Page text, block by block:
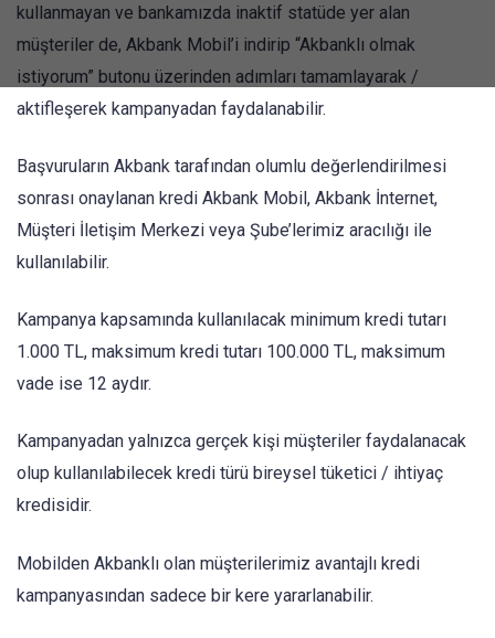
kullanmayan ve bankamızda inaktif statüde yer alan
müşteriler de, Akbank Mobil’i indirip “Akbanklı olmak
istiyorum” butonu üzerinden adımları tamamlayarak /
aktifleşerek kampanyadan faydalanabilir.
Başvuruların Akbank tarafından olumlu değerlendirilmesi
sonrası onaylanan kredi Akbank Mobil, Akbank İnternet,
Müşteri İletişim Merkezi veya Şube’lerimiz aracılığı ile
kullanılabilir.
Kampanya kapsamında kullanılacak minimum kredi tutarı
1.000 TL, maksimum kredi tutarı 100.000 TL, maksimum
vade ise 12 aydır.
Kampanyadan yalnızca gerçek kişi müşteriler faydalanacak
olup kullanılabilecek kredi türü bireysel tüketici / ihtiyaç
kredisidir.
Mobilden Akbanklı olan müşterilerimiz avantajlı kredi
kampanyasından sadece bir kere yararlanabilir.